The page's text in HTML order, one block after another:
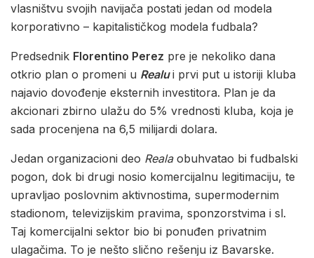
vlasništvu svojih navijača postati jedan od modela
korporativno – kapitalističkog modela fudbala?
Predsednik Florentino Perez pre je nekoliko dana
otkrio plan o promeni u Realui prvi put u istoriji kluba
najavio dovođenje eksternih investitora. Plan je da
akcionari zbirno ulažu do 5% vrednosti kluba, koja je
sada procenjena na 6,5 milijardi dolara.
Jedan organizacioni deo Reala obuhvatao bi fudbalski
pogon, dok bi drugi nosio komercijalnu legitimaciju, te
upravljao poslovnim aktivnostima, supermodernim
stadionom, televizijskim pravima, sponzorstvima i sl.
Taj komercijalni sektor bio bi ponuđen privatnim
ulagačima. To je nešto slično rešenju iz Bavarske.